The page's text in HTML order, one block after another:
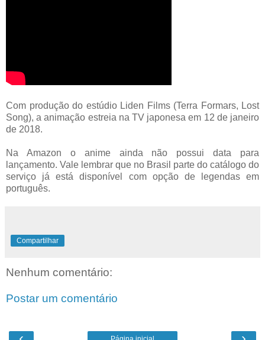
Com produção do estúdio Liden Films (Terra Formars, Lost
Song), a animação estreia na TV japonesa em 12 de janeiro
de 2018.
Na Amazon o anime ainda não possui data para
lançamento. Vale lembrar que no Brasil parte do catálogo do
serviço já está disponível com opção de legendas em
português.
Compartilhar
Nenhum comentário:
Postar um comentário